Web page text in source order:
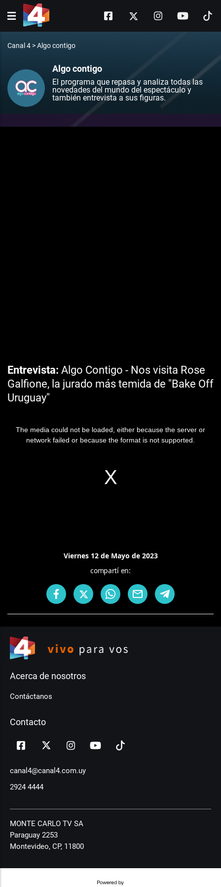
Canal 4 >Algo contigo
Algo contigo
El programa que repasa y analiza todas las
novedades del mundo del espectáculo y
también entrevista a sus figuras.
Entrevista Algo Contigo - Nos visita Rose
Galfione, la jurado más temida de "Bake Off
Uruguay"
The media could not be loaded, either because the server or
network failed or because the format is not supported.
Viernes 12 de Mayo de 2023
compartí en:
Acerca de nosotros
Contáctanos
Contacto
canal4@canal4.com.uy
2924 4444
MONTE CARLO TV SA
Paraguay 2253
Montevideo, CP, 11800